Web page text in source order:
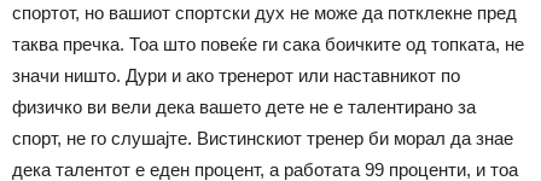
спортот, но вашиот спортски дух не може да потклекне пред
таква пречка. Тоа што повеќе ги сака боичките од топката, не
значи ништо. Дури и ако тренерот или наставникот по
физичко ви вели дека вашето дете не е талентирано за
спорт, не го слушајте. Вистинскиот тренер би морал да знае
дека талентот е еден процент, а работата 99 проценти, и тоа